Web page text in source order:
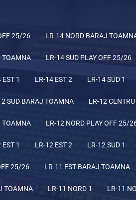
25/26 LR-14 NORD BARAJ
TOAMNA LR-14 SUD PLAY OFF 25/26
1 LR-14 EST 2 LR-14 SUD 1
SUD BARAJ TOAMNA LR-12
TOAMNA LR-12 NORD PLAY OFF 25/
1 LR-12 EST 2 LR-12 SUD 1
25/26 LR-11 EST BARAJ TOAMNA
TOAMNA LR-11 NORD 1 LR-11